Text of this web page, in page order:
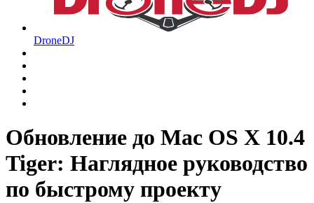
DroneDJ
Обновление до Mac OS X 10.4
Tiger: Наглядное руководство
по быстрому проекту